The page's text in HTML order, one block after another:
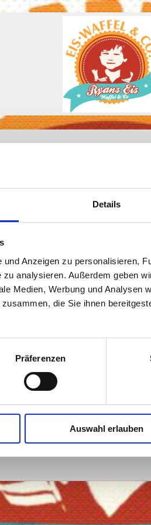
Details
Anzeigen zu personalisieren,
analysieren. Außerdem geben
Medien, Werbung und Analysen
die Sie ihnen
Präferenzen
Auswahl erlauben